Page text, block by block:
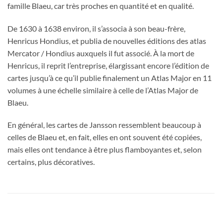
famille Blaeu, car très proches en quantité et en qualité.
De 1630 à 1638 environ, il s’associa à son beau-frère,
Henricus Hondius, et publia de nouvelles éditions des atlas
Mercator / Hondius auxquels il fut associé. À la mort de
Henricus, il reprit l’entreprise, élargissant encore l’édition de
cartes jusqu’à ce qu’il publie finalement un Atlas Major en 11
volumes à une échelle similaire à celle de l’Atlas Major de
Blaeu.
En général, les cartes de Jansson ressemblent beaucoup à
celles de Blaeu et, en fait, elles en ont souvent été copiées,
mais elles ont tendance à être plus flamboyantes et, selon
certains, plus décoratives.